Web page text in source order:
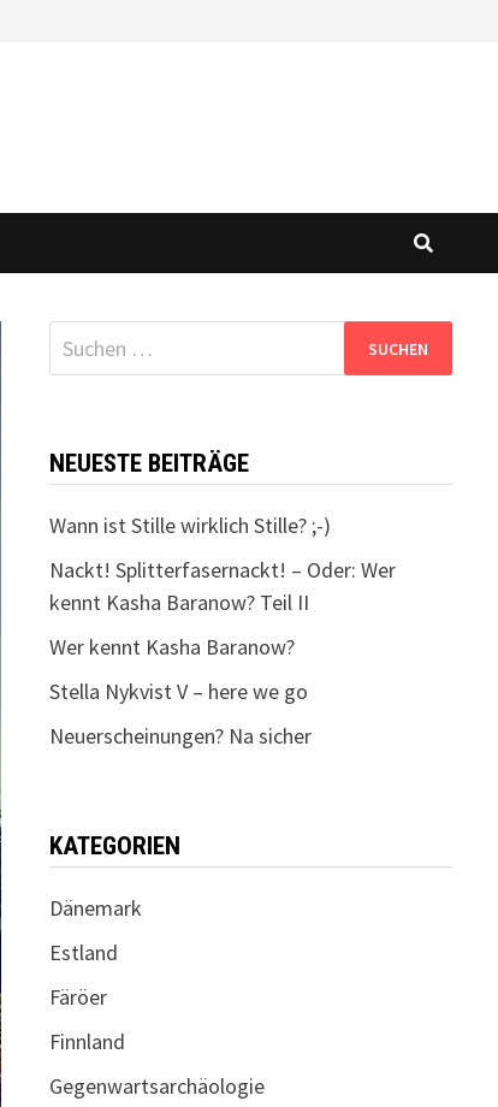
Suchen
nach:
NEUESTE BEITRÄGE
Wann ist Stille wirklich Stille? ;-)
Nackt! Splitterfasernackt! – Oder: Wer
kennt Kasha Baranow? Teil II
Wer kennt Kasha Baranow?
Stella Nykvist V – here we go
Neuerscheinungen? Na sicher
KATEGORIEN
Dänemark
Estland
Färöer
Finnland
Gegenwartsarchäologie